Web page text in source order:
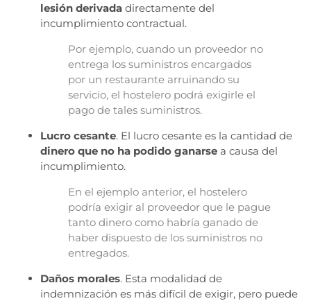
lesión derivadadirectamente del
incumplimiento contractual.
Por ejemplo, cuando un proveedor no
entrega los suministros encargados
por un restaurante arruinando su
servicio, el hostelero podrá exigirle el
pago de tales suministros.
Lucro cesante. El lucro cesante es la cantidad de
dinero que no ha podido ganarsea causa del
incumplimiento.
En el ejemplo anterior, el hostelero
podría exigir al proveedor que le pague
tanto dinero como habría ganado de
haber dispuesto de los suministros no
entregados.
Daños morales. Esta modalidad de
indemnización es más difícil de exigir, pero puede